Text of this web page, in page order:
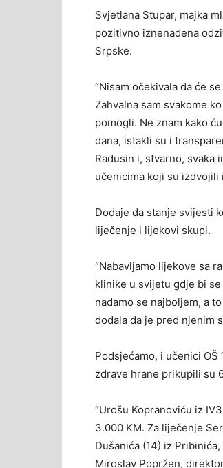
Svjetlana Stupar, majka
pozitivno iznenađena
Srpske.
“Nisam očekivala da će
Zahvalna sam svakome
pomogli. Ne znam kako
dana, istakli su i
Radusin i, stvarno, svaka
učenicima koji su izdvojili
Dodaje da stanje svijesti
liječenje i lijekovi skupi.
“Nabavljamo lijekove sa
klinike u svijetu gdje bi se
nadamo se najboljem, a
dodala da je pred njenim
Podsjećamo, i učenici OŠ
zdrave hrane prikupili su
“Urošu Kopranoviću iz
3.000 KM. Za liječenje
Dušanića (14) iz
Miroslav Popržen,